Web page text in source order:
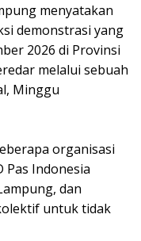
menyatakan
demonstrasi yang
2026 di Provinsi
melalui sebuah
Minggu
organisasi
Pas Indonesia
dan
untuk tidak